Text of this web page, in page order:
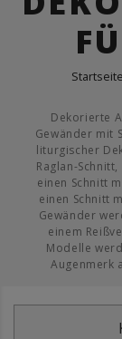
Startseite
Dekorierte
Gewänder mit
liturgischer
Raglan-
einen Schnitt
einen Schnitt
Gewänder
einem
Modelle
Augenmerk